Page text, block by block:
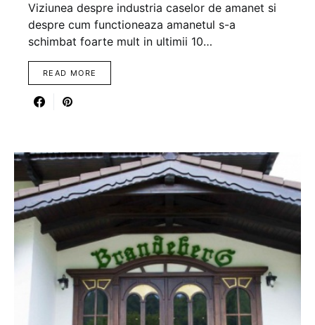
Viziunea despre industria caselor de amanet si
despre cum functioneaza amanetul s-a
schimbat foarte mult in ultimii 10…
READ MORE